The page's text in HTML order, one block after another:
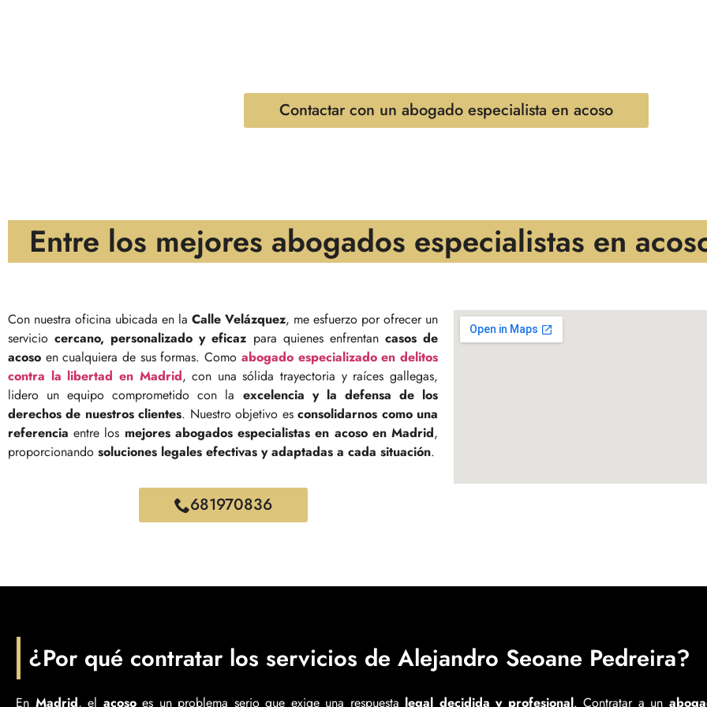
Contactar con un abogado especialista en acoso
Entre los mejores abogados especialistas en
Con nuestra oficina ubicada en la Calle Velázquez, me esfuerzo por ofrecer un
serviciocercano, personalizado y eficaz para quienes enfrentan casos de
acoso en cualquiera de sus formas. Como abogado especializado en delitos
contra la libertad en Madrid, con una sólida trayectoria y raíces gallegas,
lidero un equipo comprometido con la excelencia y la defensa de los
derechos de nuestros clientes. Nuestro objetivo esconsolidarnos como una
referencia entre los mejores abogados especialistas en acoso en Madrid,
proporcionando soluciones legales efectivas y adaptadas a cada situación.
681970836
¿Por qué contratar los servicios de Alejandro Seoane Pedreira?
En Madrid, el acosoes un problema serio que exige una respuesta legal decidida y profesional. Contratar a un